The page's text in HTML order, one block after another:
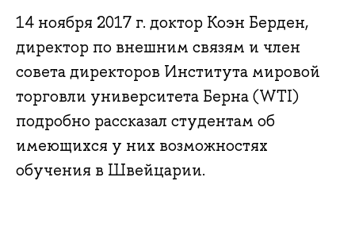
14 ноября 2017 г. доктор Коэн Берден,
директор по внешним связям и член
совета директоров Института мировой
торговли университета Берна (WTI)
подробно рассказал студентам об
имеющихся у них возможностях
обучения в Швейцарии.